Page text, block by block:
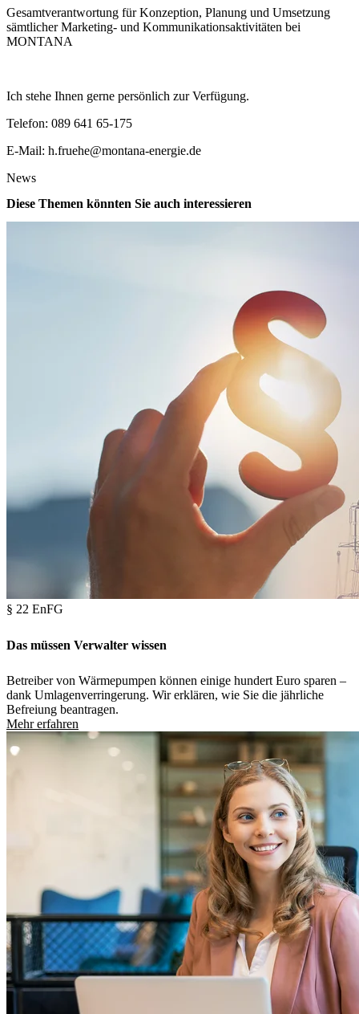
Gesamtverantwortung für Konzeption, Planung und Umsetzung
sämtlicher Marketing- und Kommunikationsaktivitäten bei
MONTANA
Ich stehe Ihnen gerne persönlich zur Verfügung.
Telefon: 089 641 65-175
E-Mail: h.fruehe@montana-energie.de
News
Diese Themen könnten Sie auch interessieren
§ 22 EnFG
Das müssen Verwalter wissen
Betreiber von Wärmepumpen können einige hundert Euro sparen –
dank Umlagenverringerung. Wir erklären, wie Sie die jährliche
Befreiung beantragen.
Mehr erfahren